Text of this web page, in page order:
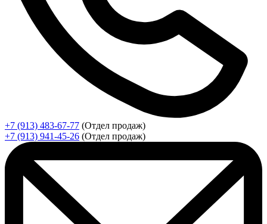
+7 (913) 483-67-77 (Отдел продаж)
+7 (913) 941-45-26 (Отдел продаж)